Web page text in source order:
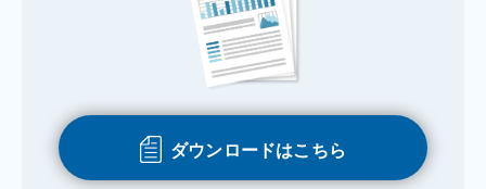
ダウンロードはこちら